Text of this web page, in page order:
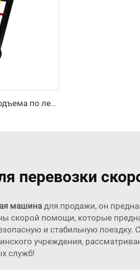
Электрические носилки для подъема по лестнице YHR-LD01
перевозки
машина для продажи, он
скорой помощи, которые
и стабильную поездку.
учреждения,
служб!